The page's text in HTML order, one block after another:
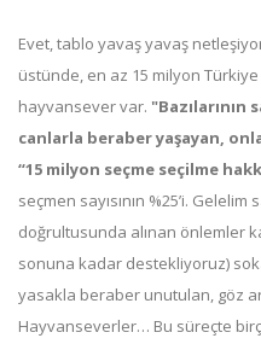
Evet, tablo yavaş yavaş
üstünde, en az 15 milyon
hayvansever var.
canlarla beraber yaşayan,
“15 milyon seçme seçilme
seçmen sayısının %25’i.
doğrultusunda alınan önlemler
sonuna kadar destekliyoruz)
yasakla beraber unutulan, göz
Hayvanseverler… Bu süreçte